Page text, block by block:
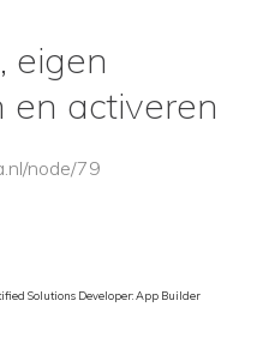
eigen
en activeren
node/79
Solutions Developer: App Builder